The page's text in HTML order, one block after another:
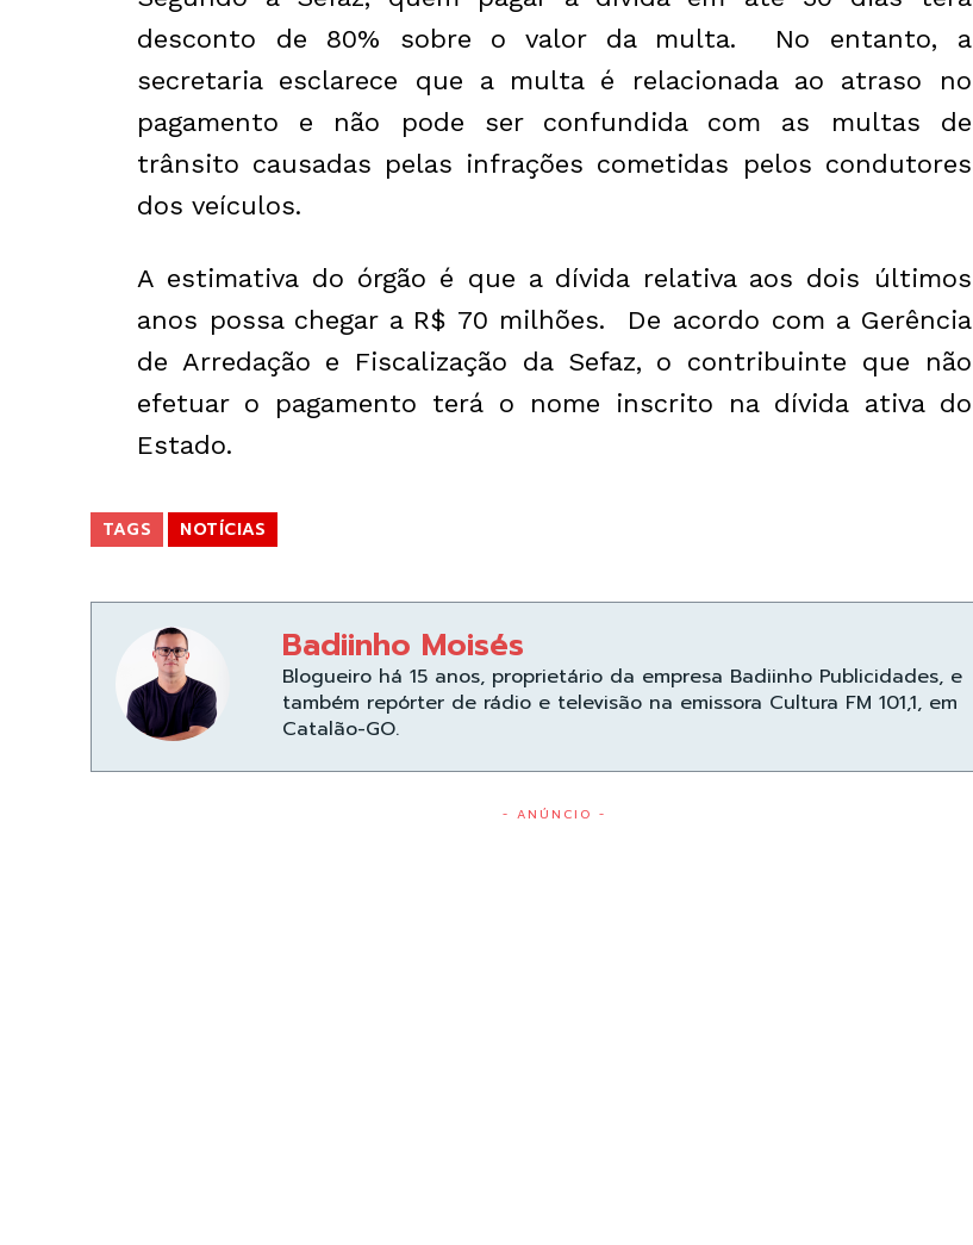
desconto de 80% sobre o valor da multa. No entanto, a
secretaria esclarece que a multa é relacionada ao atraso no
pagamento e não pode ser confundida com as multas de
trânsito causadas pelas infrações cometidas pelos condutores
dos veículos.
A estimativa do órgão é que a dívida relativa aos dois últimos
anos possa chegar a R$ 70 milhões. De acordo com a Gerência
de Arredação e Fiscalização da Sefaz, o contribuinte que não
efetuar o pagamento terá o nome inscrito na dívida ativa do
Estado.
TAGS NOTÍCIAS
Badiinho Moisés
Blogueiro há 15 anos, proprietário da empresa Badiinho Publicidades, e
também repórter de rádio e televisão na emissora Cultura FM 101,1, em
Catalão-GO.
- ANÚNCIO -